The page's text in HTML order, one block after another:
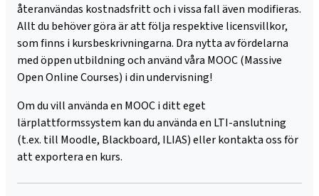
återanvändas kostnadsfritt och i vissa fall även modifieras.
Allt du behöver göra är att följa respektive licensvillkor,
som finns i kursbeskrivningarna. Dra nytta av fördelarna
med öppen utbildning och använd våra MOOC (Massive
Open Online Courses) i din undervisning!
Om du vill använda en MOOC i ditt eget
lärplattformssystem kan du använda en LTI-anslutning
(t.ex. till Moodle, Blackboard, ILIAS) eller kontakta oss för
att exportera en kurs.